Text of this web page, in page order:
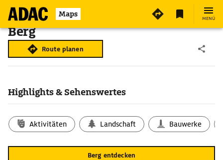
Maps MENÜ
Berg
Route planen
Highlights & Sehenswertes
Aktivitäten Landschaft Bauwerke
Berg entdecken